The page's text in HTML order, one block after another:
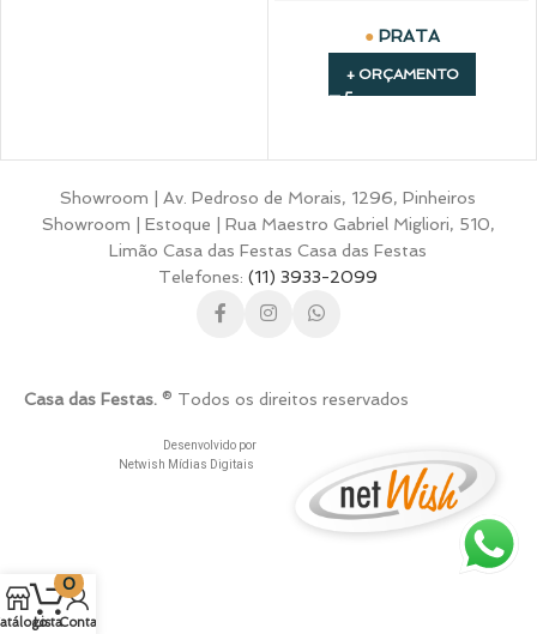
PRATA
+ ORÇAMENTO
Showroom | Av. Pedroso de Morais, 1296, Pinheiros
Showroom | Estoque | Rua Maestro Gabriel Migliori, 510,
Limão Casa das Festas Casa das Festas
Telefones:(11) 3933-2099
Casa das Festas. ® Todos os direitos reservados
Desenvolvido por
Netwish Mídias Digitais
0
ListaConta